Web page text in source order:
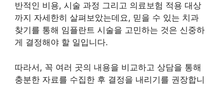
반적인 비용, 시술 과정 그리고 의료보험 적용 대상
까지 자세한히 살펴보았는데요, 믿을 수 있는 치과
찾기를 통해 임플란트 시술을 고민하는 것은 신중하
게 결정해야 할 일입니다.
따라서, 꼭 여러 곳의 내용을 비교하고 상담을 통해
충분한 자료를 수집한 후 결정을 내리기를 권장합니